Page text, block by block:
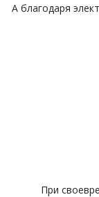
А благодаря
При